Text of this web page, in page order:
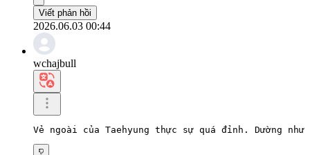
Viết phản hồi
2026.06.03 00:44
wchajbull
Vẻ ngoài của Taehyung thực sự quá đỉnh. Dường